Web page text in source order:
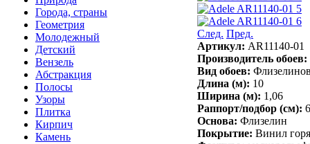
Города, страны
Геометрия
Молодежный
Детский
Вензель
Абстракция
Полосы
Узоры
Плитка
Кирпич
Камень
След. Пред.
Артикул: AR11140-01
Производитель обоев:
Вид обоев:
Длина (м): 10
Ширина (м): 1,06
Раппорт/подбор (см):
Основа: Флизелин
Покрытие: Винил